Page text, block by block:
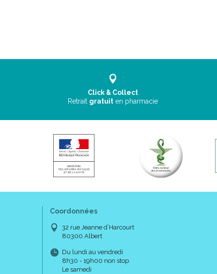
Click & Collect
Retrait gratuit en pharmacie
Coordonnées
32 rue Jeanne d’Harcourt
80300 Albert
Du lundi au vendredi
8h30 - 19h00 non stop
Le samedi